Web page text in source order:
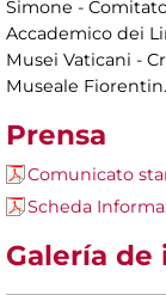
Simone -
Accademico dei
Musei Vaticani -
Museale
Prensa
Comunicato
Scheda
Galería de